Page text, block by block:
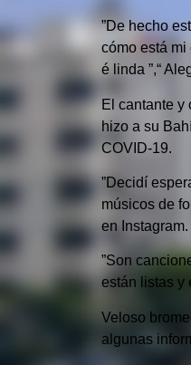
”De hecho
cómo está mi
é linda ”,“
El cantante y
hizo a su
COVID-19.
”Decidí
músicos de
en Instagram.
”Son
están listas y
Veloso
algunas